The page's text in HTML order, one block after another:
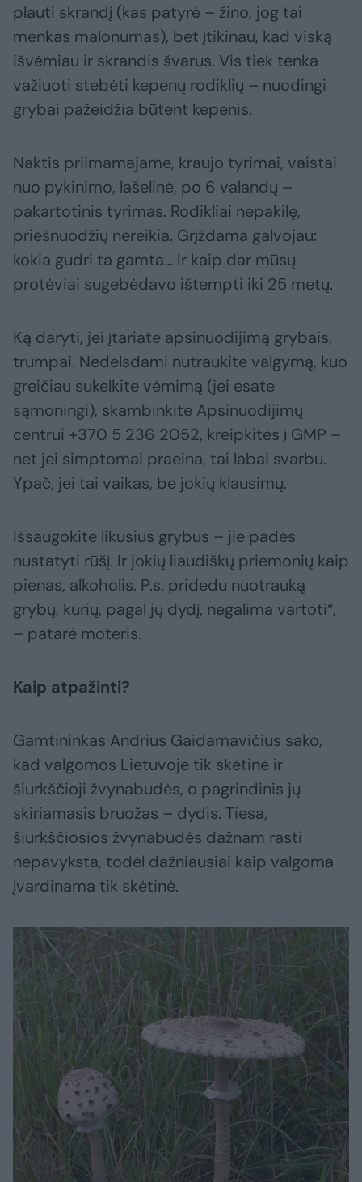
plauti skrandį (kas patyrė – žino, jog tai
menkas malonumas), bet įtikinau, kad viską
išvėmiau ir skrandis švarus. Vis tiek tenka
važiuoti stebėti kepenų rodiklių – nuodingi
grybai pažeidžia būtent kepenis.
Naktis priimamajame, kraujo tyrimai, vaistai
nuo pykinimo, lašelinė, po 6 valandų –
pakartotinis tyrimas. Rodikliai nepakilę,
priešnuodžių nereikia. Grįždama galvojau:
kokia gudri ta gamta… Ir kaip dar mūsų
protėviai sugebėdavo ištempti iki 25 metų.
Ką daryti, jei įtariate apsinuodijimą grybais,
trumpai. Nedelsdami nutraukite valgymą, kuo
greičiau sukelkite vėmimą (jei esate
sąmoningi), skambinkite Apsinuodijimų
centrui +370 5 236 2052, kreipkitės į GMP –
net jei simptomai praeina, tai labai svarbu.
Ypač, jei tai vaikas, be jokių klausimų.
Išsaugokite likusius grybus – jie padės
nustatyti rūšį. Ir jokių liaudiškų priemonių kaip
pienas, alkoholis. P.s. pridedu nuotrauką
grybų, kurių, pagal jų dydį, negalima vartoti“,
– patarė moteris.
Kaip atpažinti?
Gamtininkas Andrius Gaidamavičius sako,
kad valgomos Lietuvoje tik skėtinė ir
šiurkščioji žvynabudės, o pagrindinis jų
skiriamasis bruožas – dydis. Tiesa,
šiurkščiosios žvynabudės dažnam rasti
nepavyksta, todėl dažniausiai kaip valgoma
įvardinama tik skėtinė.